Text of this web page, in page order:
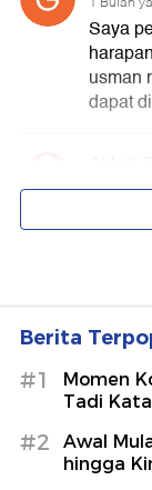
Berita
#1
Momen
Tadi
#2
Awal
hingga